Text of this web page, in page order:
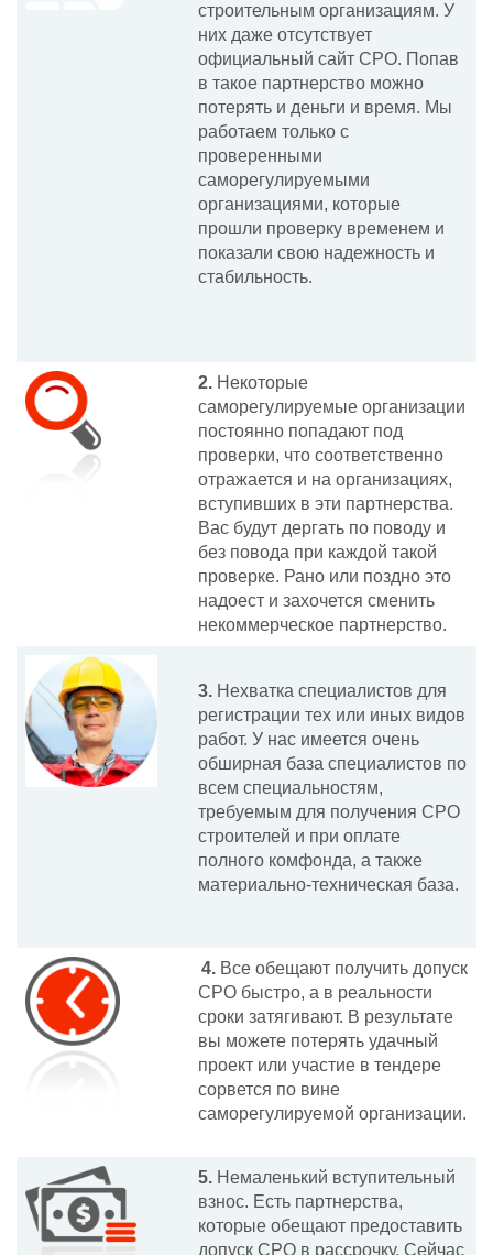
строительным организациям. У
них даже отсутствует
официальный сайт СРО. Попав
в такое партнерство можно
потерять и деньги и время. Мы
работаем только с
проверенными
саморегулируемыми
организациями, которые
прошли проверку временем и
показали свою надежность и
стабильность.
2. Некоторые
саморегулируемые организации
постоянно попадают под
проверки, что соответственно
отражается и на организациях,
вступивших в эти партнерства.
Вас будут дергать по поводу и
без повода при каждой такой
проверке. Рано или поздно это
надоест и захочется сменить
некоммерческое партнерство.
3. Нехватка специалистов для
регистрации тех или иных видов
работ. У нас имеется очень
обширная база специалистов по
всем специальностям,
требуемым для получения СРО
строителей и при оплате
полного комфонда, а также
материально-техническая база.
4. Все обещают получить допуск
СРО быстро, а в реальности
сроки затягивают. В результате
вы можете потерять удачный
проект или участие в тендере
сорвется по вине
саморегулируемой организации.
5. Немаленький вступительный
взнос. Есть партнерства,
которые обещают предоставить
допуск СРО в рассрочку. Сейчас